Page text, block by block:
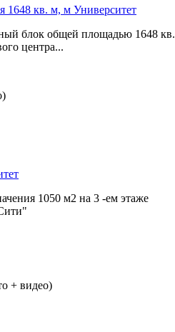
1648 кв. м, м Университет
блок общей площадью 1648 кв.
центра...
1050 м2 на 3 -ем этаже
+ видео)